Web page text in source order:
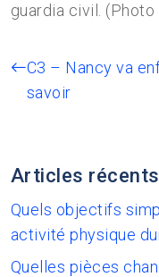
guardia civil.
C3 – Nancy va
savoir
Articles récents
Quels objectifs
activité physique
Quelles pièces